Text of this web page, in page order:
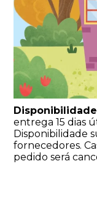
entrega 15 dias
Disponibilidade
fornecedores.
pedido será